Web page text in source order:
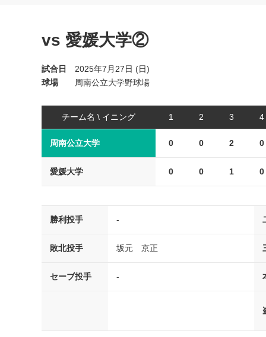
vs 愛媛大学②
試合日
2025年7月27日 (日)
球場
周南公立大学野球場
チーム名 \ イニング 1 2 3 4
周南公立大学 0 0 2 0
愛媛大学 0 0 1 0
勝利投手 -
敗北投手 坂元 京正
セーブ投手 -